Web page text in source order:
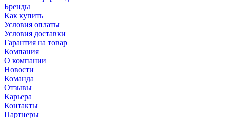
Бренды
Как купить
Условия оплаты
Условия доставки
Гарантия на товар
Компания
О компании
Новости
Команда
Отзывы
Карьера
Контакты
Партнеры